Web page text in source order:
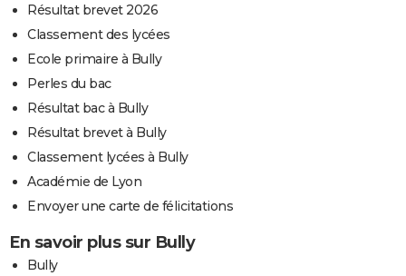
Résultat brevet 2026
Classement des lycées
Ecole primaire à Bully
Perles du bac
Résultat bac à Bully
Résultat brevet à Bully
Classement lycées à Bully
Académie de Lyon
Envoyer une carte de félicitations
En savoir plus sur Bully
Bully